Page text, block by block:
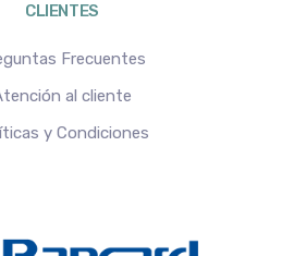
CLIENTES
Frecuentes
al cliente
y Condiciones